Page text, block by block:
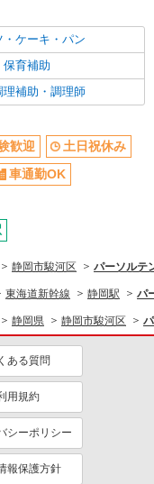
・ケーキ・パン
保育補助
理補助・調理師
歓迎
土日祝休み
車通勤OK
静岡市駿河区 パーソルテ
東海道新幹線 静岡駅 パ
静岡県 静岡市駿河区
ある質問
用規約
シーポリシー
報保護方針